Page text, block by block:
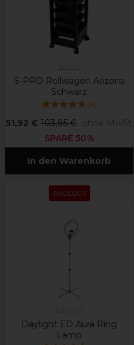
S-PRO Rollwagen Arizona
Schwarz
(8)
51,92 € 103,85 €
ohne MwSt.
SPARE 50%
In den Warenkorb
ANGEBOT
Daylight ED Aura Ring
Lamp